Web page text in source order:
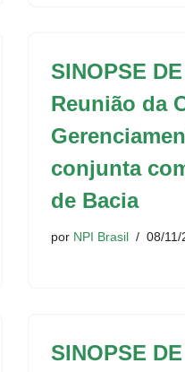
SINOPSE
Reunião da
conjunta
de Bacia
por NPI Brasil 08/11/
SINOPSE